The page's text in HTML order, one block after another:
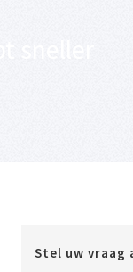
Stel uw vraag